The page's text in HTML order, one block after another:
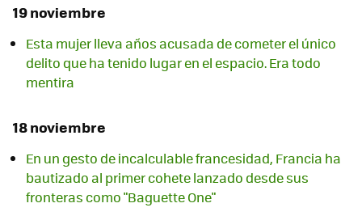
19 noviembre
Esta mujer lleva años acusada de cometer el único
delito que ha tenido lugar en el espacio. Era todo
mentira
18 noviembre
En un gesto de incalculable francesidad, Francia ha
bautizado al primer cohete lanzado desde sus
fronteras como "Baguette One"